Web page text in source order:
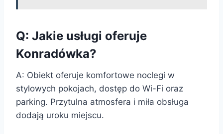
Q: Jakie usługi oferuje
Konradówka?
A: Obiekt oferuje komfortowe noclegi w
stylowych pokojach, dostęp do Wi-Fi oraz
parking. Przytulna atmosfera i miła obsługa
dodają uroku miejscu.